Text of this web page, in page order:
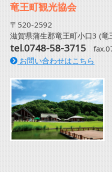
竜王町観光協会
〒520-2592
滋賀県蒲生郡竜王町小口3 (竜
tel.0748-58-3715
お問い合わせはこちら